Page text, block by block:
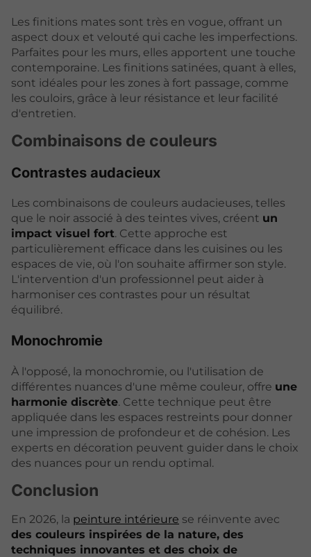
Les finitions mates sont très en vogue, offrant un
aspect doux et velouté qui cache les imperfections.
Parfaites pour les murs, elles apportent une touche
contemporaine. Les finitions satinées, quant à elles,
sont idéales pour les zones à fort passage, comme
les couloirs, grâce à leur résistance et leur facilité
d'entretien.
Combinaisons de couleurs
Contrastes audacieux
Les combinaisons de couleurs audacieuses, telles
que le noir associé à des teintes vives, créent un
impact visuel fort. Cette approche est
particulièrement efficace dans les cuisines ou les
espaces de vie, où l'on souhaite affirmer son style.
L'intervention d'un professionnel peut aider à
harmoniser ces contrastes pour un résultat
équilibré.
Monochromie
À l'opposé, la monochromie, ou l'utilisation de
différentes nuances d'une même couleur, offre une
harmonie discrète. Cette technique peut être
appliquée dans les espaces restreints pour donner
une impression de profondeur et de cohésion. Les
experts en décoration peuvent guider dans le choix
des nuances pour un rendu optimal.
Conclusion
En 2026, la peinture intérieure se réinvente avec
des couleurs inspirées de la nature, des
techniques innovantes et des choix de